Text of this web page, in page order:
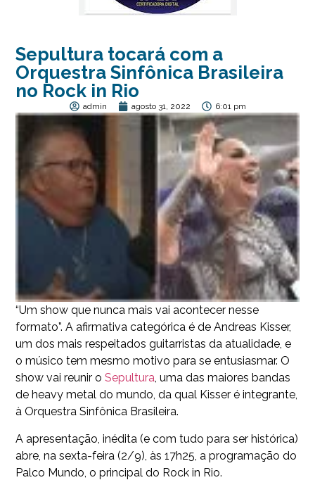
Sepultura tocará com a
Orquestra Sinfônica Brasileira
no Rock in Rio
admin agosto 31, 2022 6:01 pm
“Um show que nunca mais vai acontecer nesse
formato”. A afirmativa categórica é de Andreas Kisser,
um dos mais respeitados guitarristas da atualidade, e
o músico tem mesmo motivo para se entusiasmar. O
show vai reunir o Sepultura, uma das maiores bandas
de heavy metal do mundo, da qual Kisser é integrante,
à Orquestra Sinfônica Brasileira.
A apresentação, inédita (e com tudo para ser histórica)
abre, na sexta-feira (2/9), às 17h25, a programação do
Palco Mundo, o principal do Rock in Rio.